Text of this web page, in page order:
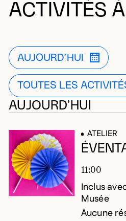
ACTIVITÉS
FILTRE
AUJOURD’HUIOUVRIR LA
FILTRE
TOUTES LES OUVRIR
103 résultats
AUJOURD’HUI
ATELIER
11:00
Inclus
Musée
Aucune